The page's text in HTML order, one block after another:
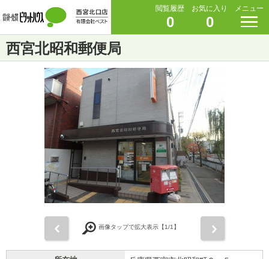
閲覧履歴
0
お気に入り
0
メニュー
西宮北昭和郵便局
画像タップで拡大表示【1/1】